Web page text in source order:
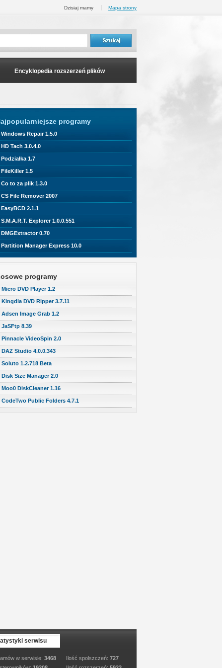
Dzisiaj mamy Mapa strony
Encyklopedia rozszerzeń plików
programy
Windows Repair 1.5.0
HD Tach 3.0.4.0
Podziałka 1.7
FileKiller 1.5
Co to za plik 1.3.0
CS File Remover 2007
EasyBCD 2.1.1
S.M.A.R.T. Explorer 1.0.0.551
DMGExtractor 0.70
Partition Manager Express 10.0
programy
Micro DVD Player 1.2
Kingdia DVD Ripper 3.7.11
Adsen Image Grab 1.2
JaSFtp 8.39
Pinnacle VideoSpin 2.0
DAZ Studio 4.0.0.343
Soluto 1.2.718 Beta
Disk Size Manager 2.0
Moo0 DiskCleaner 1.16
CodeTwo Public Folders 4.7.1
serwisu
w serwisie: 3468
Ilość spolszczeń: 727